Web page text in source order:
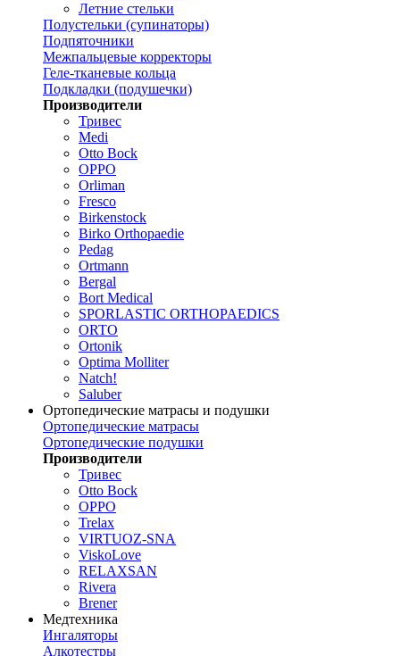
Летние стельки
Полустельки (супинаторы)
Подпяточники
Межпальцевые корректоры
Геле-тканевые кольца
Подкладки (подушечки)
Производители
Тривес
Medi
Otto Bock
OPPO
Orliman
Fresco
Birkenstock
Birko Orthopaedie
Pedag
Ortmann
Bergal
Bort Medical
SPORLASTIC ORTHOPAEDICS
ORTO
Ortonik
Optima Molliter
Natch!
Saluber
Ортопедические матрасы и подушки
Ортопедические матрасы
Ортопедические подушки
Производители
Тривес
Otto Bock
OPPO
Trelax
VIRTUOZ-SNA
ViskoLove
RELAXSAN
Rivera
Brener
Медтехника
Ингаляторы
Алкотестры